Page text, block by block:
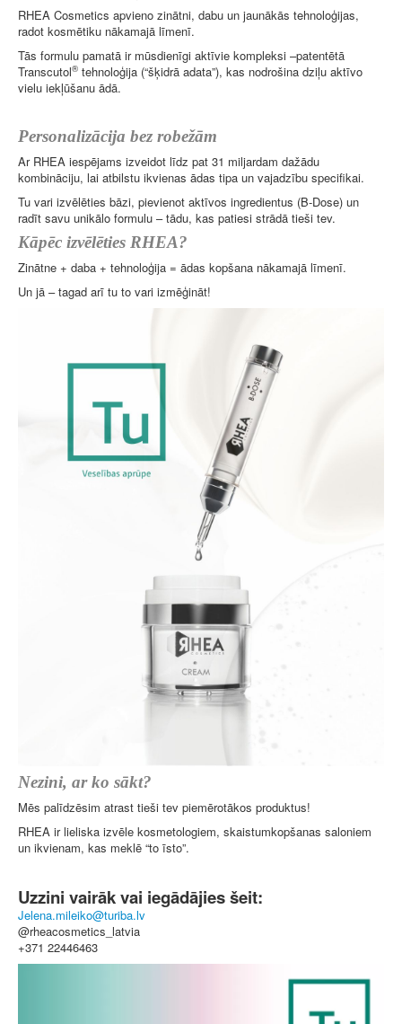
RHEA Cosmetics apvieno zinātni, dabu un jaunākās tehnoloģijas,
radot kosmētiku nākamajā līmenī.
Tās formulu pamatā ir mūsdienīgi aktīvie kompleksi –patentētā
Transcutol® tehnoloģija (“šķidrā adata”), kas nodrošina dziļu aktīvo
vielu iekļūšanu ādā.
Personalizācija bez robežām
Ar RHEA iespējams izveidot līdz pat 31 miljardam dažādu
kombināciju, lai atbilstu ikvienas ādas tipa un vajadzību specifikai.
Tu vari izvēlēties bāzi, pievienot aktīvos ingredientus (B-Dose) un
radīt savu unikālo formulu – tādu, kas patiesi strādā tieši tev.
Kāpēc izvēlēties RHEA?
Zinātne + daba + tehnoloģija = ādas kopšana nākamajā līmenī.
Un jā – tagad arī tu to vari izmēģināt!
Nezini, ar ko sākt?
Mēs palīdzēsim atrast tieši tev piemērotākos produktus!
RHEA ir lieliska izvēle kosmetologiem, skaistumkopšanas saloniem
un ikvienam, kas meklē “to īsto”.
Uzzini vairāk vai iegādājies šeit:
@rheacosmetics_latvia
+371 22446463